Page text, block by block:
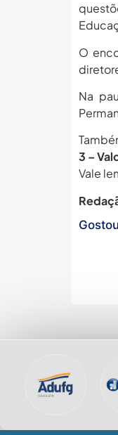
O
Na
3 –
Vale